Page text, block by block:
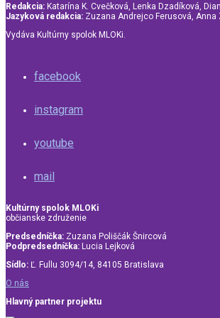
Redakcia: Katarína K. Cvečková, Lenka Dzadíková,
Jazyková redakcia: Zuzana Andrejco Ferusová,
Vydáva Kultúrny spolok MLOKi.
facebook
instagram
youtube
mail
Kultúrny spolok MLOKi
občianske združenie
Predsedníčka: Zuzana Poliščák Šnircová
Podpredsedníčka: Lucia Lejková
Sídlo: Ľ. Fullu 3094/14, 84105 Bratislava
O nás
Hlavný partner projektu